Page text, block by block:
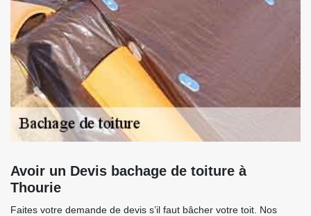
Avoir un Devis bachage de toiture à
Thourie
Faites votre demande de devis s’il faut bâcher votre toit. Nos